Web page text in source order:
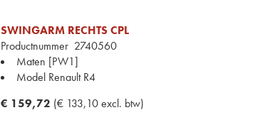
SWINGARM RECHTS CPL
Productnummer 2740560
Maten [PW1]
Model Renault R4
€ 159,72 (€ 133,10 excl. btw)